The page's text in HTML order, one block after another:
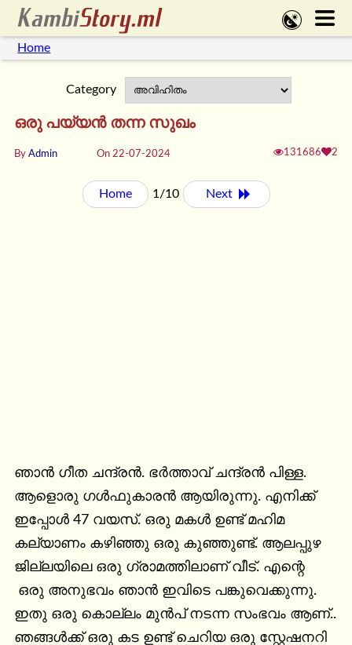
Home
Category
ഒരു പയ്യൻ തന്ന സുഖം
By Admin On 22-07-2024 131686 2
Home 1/10 Next
ഞാൻ ഗീത ചന്ദ്രൻ. ഭർത്താവ് ചന്ദ്രൻ പിള്ള.
ആളൊരു ഗൾഫുകാരൻ ആയിരുന്നു. എനിക്ക്
ഇപ്പോൾ 47 വയസ്. ഒരു മകൾ ഉണ്ട് മഹിമ
കല്യാണം കഴിഞ്ഞു ഒരു കുഞ്ഞുണ്ട്. ആലപ്പുഴ
ജില്ലയിലെ ഒരു ഗ്രാമത്തിലാണ് വീട്. എന്റെ
ഒരു അനുഭവം ഞാൻ ഇവിടെ പങ്കുവെക്കുന്നു.
ഇതു ഒരു കൊല്ലം മുൻപ് നടന്ന സംഭവം ആണ്..
ഞങ്ങൾക്ക് ഒരു കട ഉണ്ട് ചെറിയ ഒരു സ്റ്റേഷനറി